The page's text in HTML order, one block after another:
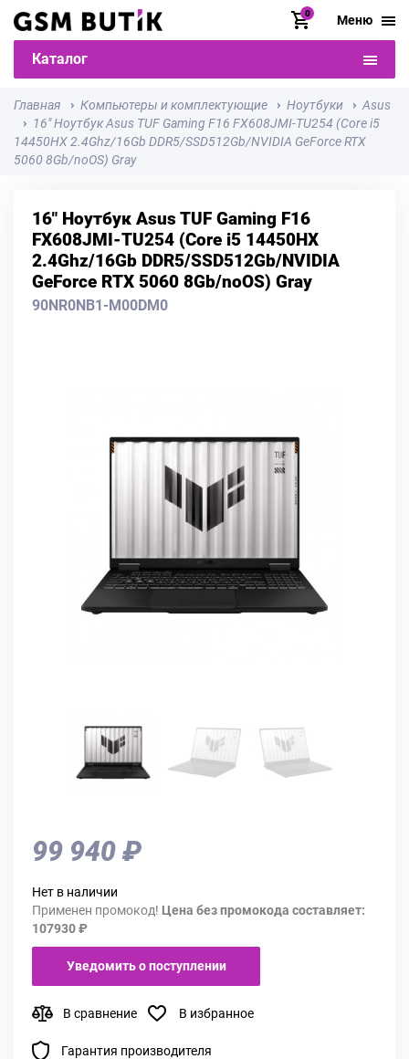
0 Меню
Каталог
Главная Компьютеры и комплектующие Ноутбуки
Asus
16" Ноутбук Asus TUF Gaming F16 FX608JMI-TU254 (Core i5
14450HX 2.4Ghz/16Gb DDR5/SSD512Gb/NVIDIA GeForce RTX
5060 8Gb/noOS) Gray
16" Ноутбук Asus TUF Gaming F16
FX608JMI-TU254 (Core i5 14450HX
2.4Ghz/16Gb DDR5/SSD512Gb/NVIDIA
GeForce RTX 5060 8Gb/noOS) Gray
90NR0NB1-M00DM0
99 940 ₽
Нет в наличии
Применен промокод! Цена без промокода составляет:
107930 ₽
Уведомить о поступлении
В сравнение В избранное
Гарантия производителя